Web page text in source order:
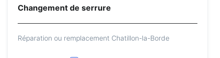
Changement de serrure
Réparation ou remplacement Chatillon-la-Borde